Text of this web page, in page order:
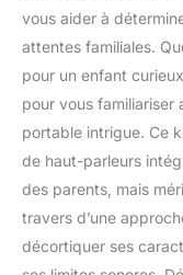
vous aider à
attentes familiales.
pour un enfant
pour vous familiariser
portable intrigue. Ce
de haut-parleurs
des parents, mais
travers d’une
décortiquer ses